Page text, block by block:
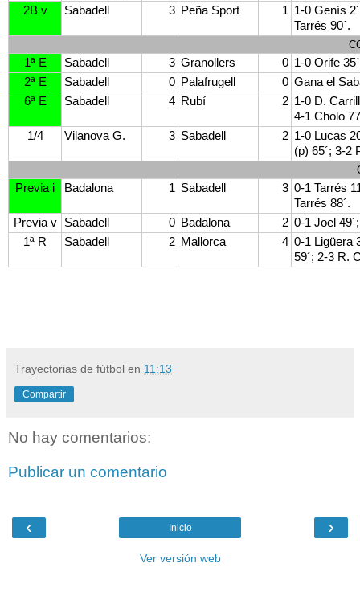
2B v
Sabadell 3 Peña Sport 1 1-0 Genís
Tarrés 90´.
1ª E Sabadell 3 Granollers 0 1-0 Orife
2ª E
Sabadell 0 Palafrugell 0 Gana el
6ª E
Sabadell 4 Rubí 2 1-0 D.
4-1 Cholo
1/4
Vilanova G. 3 Sabadell 2 1-0 Lucas
(p) 65´; 3-2
Previa i Badalona 1 Sabadell 3 0-1 Tarrés
Tarrés 88´.
Previa v
Sabadell 0 Badalona 2 0-1 Joel
1ª R
Sabadell 2 Mallorca 4 0-1 Ligüera
59´; 2-3 R.
Trayectorias de fútbol en 11:13
Compartir
No hay comentarios:
Publicar un comentario
‹ ›
Inicio
Ver versión web